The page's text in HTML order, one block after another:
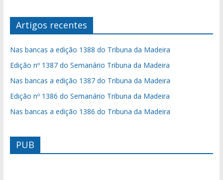
Artigos recentes
Nas bancas a edição 1388 do Tribuna da Madeira
Edição nº 1387 do Semanário Tribuna da Madeira
Nas bancas a edição 1387 do Tribuna da Madeira
Edição nº 1386 do Semanário Tribuna da Madeira
Nas bancas a edição 1386 do Tribuna da Madeira
PUB